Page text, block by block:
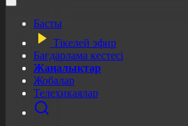
Басты
Тікелей эфир
Бағдарлама кестесі
Жаңалықтар
Жобалар
Телехикаялар